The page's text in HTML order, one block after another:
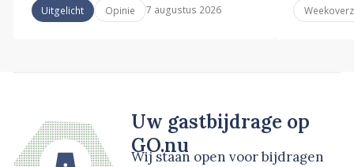
Uitgelicht Opinie 7 augustus 2026
Uw gastbijdrage op
GO.nu
Wij staan open voor bijdragen